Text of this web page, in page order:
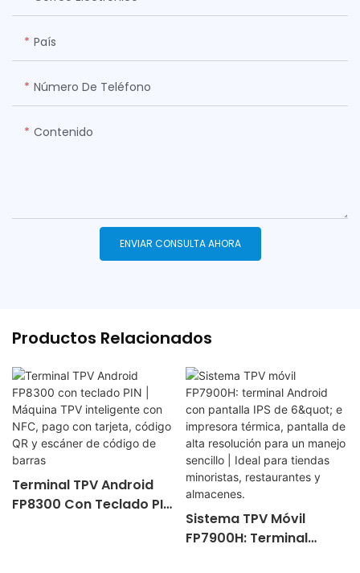
País
Número De Teléfono
Contenido
ENVIAR CONSULTA AHORA
Productos Relacionados
Terminal TPV Android
FP8300 Con Teclado PIN
Sistema TPV Móvil
FP7900H: Terminal